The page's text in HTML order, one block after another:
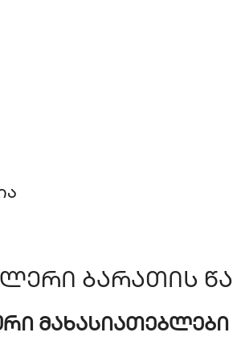
Ბარათის
Მახასიათებლები